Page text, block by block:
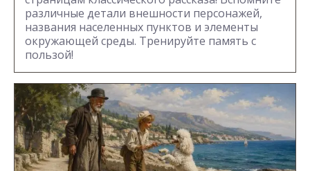
различные детали внешности персонажей,
названия населенных пунктов и элементы
окружающей среды. Тренируйте память с
пользой!